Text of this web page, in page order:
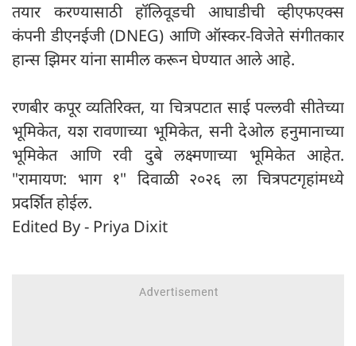
तयार करण्यासाठी हॉलिवूडची आघाडीची व्हीएफएक्स
कंपनी डीएनईजी (DNEG) आणि ऑस्कर-विजेते संगीतकार
हान्स झिमर यांना सामील करून घेण्यात आले आहे.
रणबीर कपूर व्यतिरिक्त, या चित्रपटात साई पल्लवी सीतेच्या
भूमिकेत, यश रावणाच्या भूमिकेत, सनी देओल हनुमानाच्या
भूमिकेत आणि रवी दुबे लक्ष्मणाच्या भूमिकेत आहेत.
"रामायण: भाग १" दिवाळी २०२६ ला चित्रपटगृहांमध्ये
प्रदर्शित होईल.
Edited By - Priya Dixit